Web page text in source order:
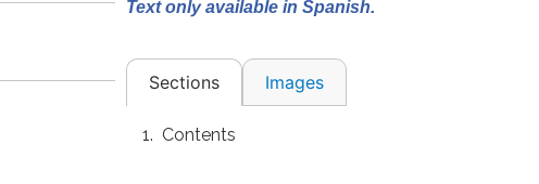
Text only available in Spanish.
Sections Images
Contents